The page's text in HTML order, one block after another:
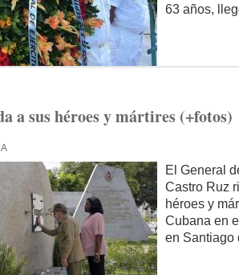
63 años,
a sus héroes y mártires (+fotos)
El General
Castro Ruz
héroes y
Cubana en
en Santiago